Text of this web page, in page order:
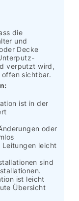
die
und
Decke
verputzt wird,
sichtbar.
ist in der
oder
leicht
sind
ist leicht
Übersicht